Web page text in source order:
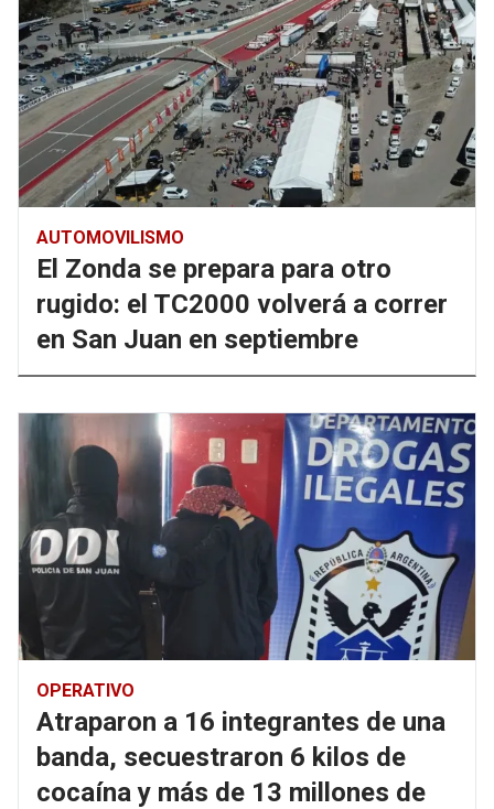
AUTOMOVILISMO
El Zonda se prepara para otro
rugido: el TC2000 volverá a correr
en San Juan en septiembre
OPERATIVO
Atraparon a 16 integrantes de una
banda, secuestraron 6 kilos de
cocaína y más de 13 millones de